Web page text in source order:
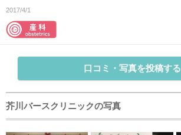
2017/4/1
口コミ・写真を投稿する
芥川バースクリニックの写真